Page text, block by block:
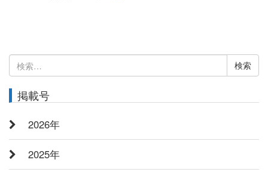
検
索:
掲載号
2026年
2025年